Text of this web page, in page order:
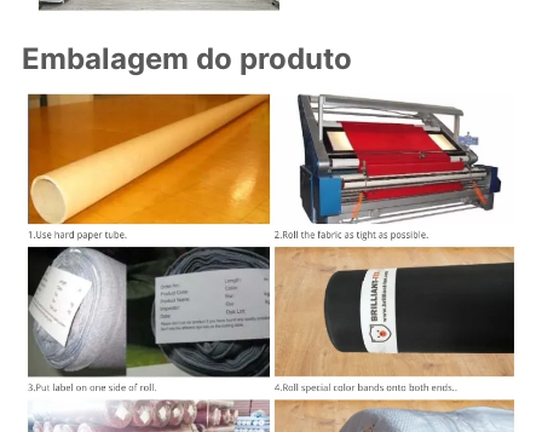
Embalagem do produto